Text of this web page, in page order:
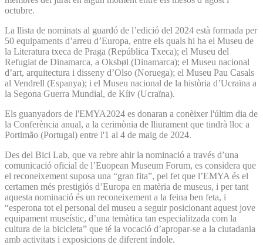
octubre.
La llista de nominats al guardó de l’edició del 2024 està formada per
50 equipaments d’arreu d’Europa, entre els quals hi ha el Museu de
la Literatura txeca de Praga (República Txeca); el Museu del
Refugiat de Dinamarca, a Oksbøl (Dinamarca); el Museu nacional
d’art, arquitectura i disseny d’Olso (Noruega); el Museu Pau Casals
al Vendrell (Espanya); i el Museu nacional de la història d’Ucraïna a
la Segona Guerra Mundial, de Kíiv (Ucraïna).
Els guanyadors de l'EMYA2024 es donaran a conèixer l'últim dia de
la Conferència anual, a la cerimònia de lliurament que tindrà lloc a
Portimão (Portugal) entre l'1 al 4 de maig de 2024.
Des del Bici Lab, que va rebre ahir la nominació a través d’una
comunicació oficial de l’Euopean Museum Forum, es considera que
el reconeixement suposa una “gran fita”, pel fet que l’EMYA és el
certamen més prestigiós d’Europa en matèria de museus, i per tant
aquesta nominació és un reconeixement a la feina ben feta, i
“esperona tot el personal del museu a seguir posicionant aquest jove
equipament museístic, d’una temàtica tan especialitzada com la
cultura de la bicicleta” que té la vocació d’apropar-se a la ciutadania
amb activitats i exposicions de diferent índole.